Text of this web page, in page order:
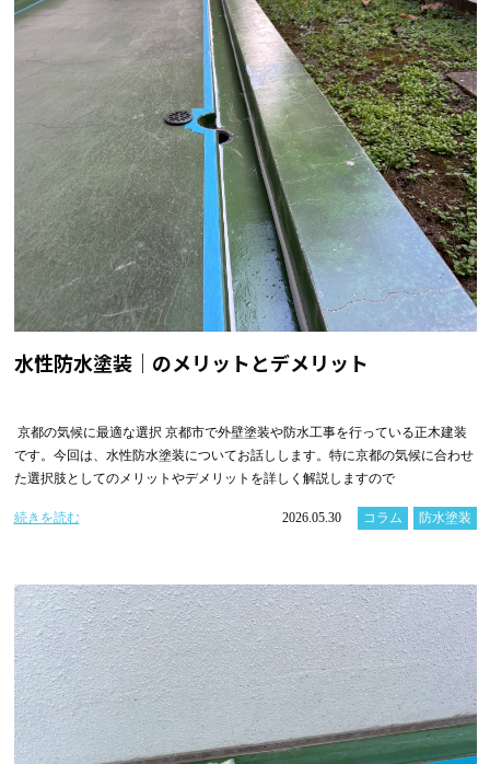
水性防水塗装｜のメリットとデメリット
京都の気候に最適な選択 京都市で外壁塗装や防水工事を行っている正木建装
です。今回は、水性防水塗装についてお話しします。特に京都の気候に合わせ
た選択肢としてのメリットやデメリットを詳しく解説しますので
続きを読む 2026.05.30 コラム 防水塗装